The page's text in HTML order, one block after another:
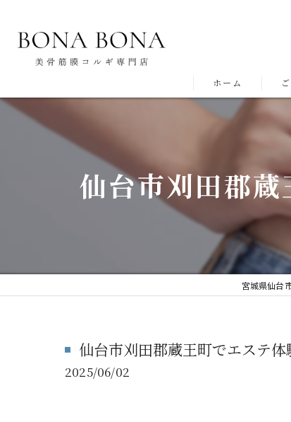
ホーム
仙台市刈田郡
宮城県仙台
仙台市刈田郡蔵王町でエステ
2025/06/02